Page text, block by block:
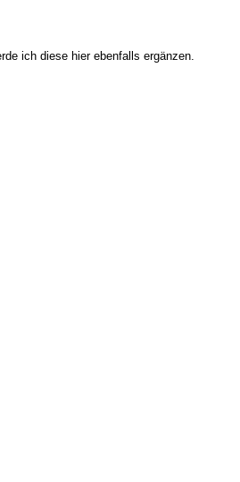
ich diese hier ebenfalls ergänzen.